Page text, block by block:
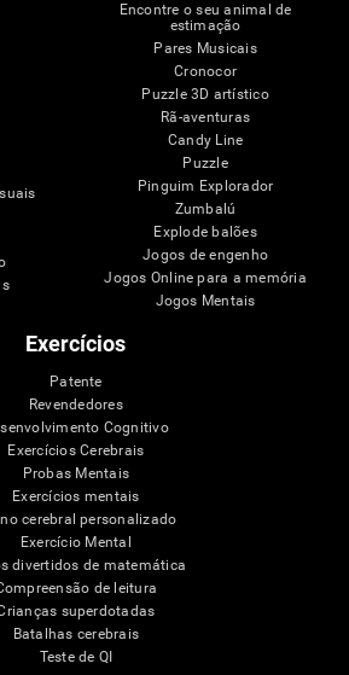
Encontre o seu animal de
estimação
Pares Musicais
Cronocor
Puzzle 3D artístico
Rã-aventuras
Candy Line
Puzzle
Pinguim Explorador
Zumbalú
Explode balões
Jogos de engenho
Jogos Online para a memória
Jogos Mentais
Exercícios
Patente
Revendedores
Cognitivo
Exercícios Cerebrais
Probas Mentais
Exercícios mentais
cerebral personalizado
Exercício Mental
divertidos de matemática
de leitura
superdotadas
Batalhas cerebrais
Teste de QI